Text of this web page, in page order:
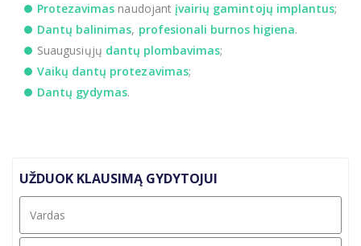
Protezavimas naudojant įvairių gamintojų implantus;
Dantų balinimas, profesionali burnos higiena.
Suaugusiųjų dantų plombavimas;
Vaikų dantų protezavimas;
Dantų gydymas.
UŽDUOK KLAUSIMĄ GYDYTOJUI
Vardas *